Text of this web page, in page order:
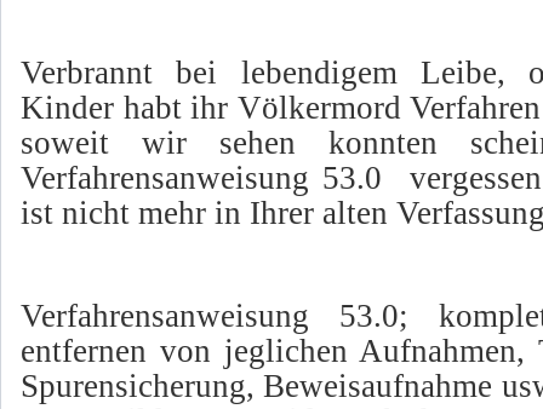
Verbrannt bei lebendigem Leibe,
Kinder habt ihr Völkermord
soweit wir sehen konnten
Verfahrensanweisung 53.0
ist nicht mehr in Ihrer alten
Verfahrensanweisung 53.0;
entfernen von jeglichen
Spurensicherung, Beweisaufnahme